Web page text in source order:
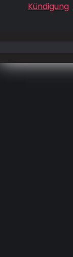
Kündigung